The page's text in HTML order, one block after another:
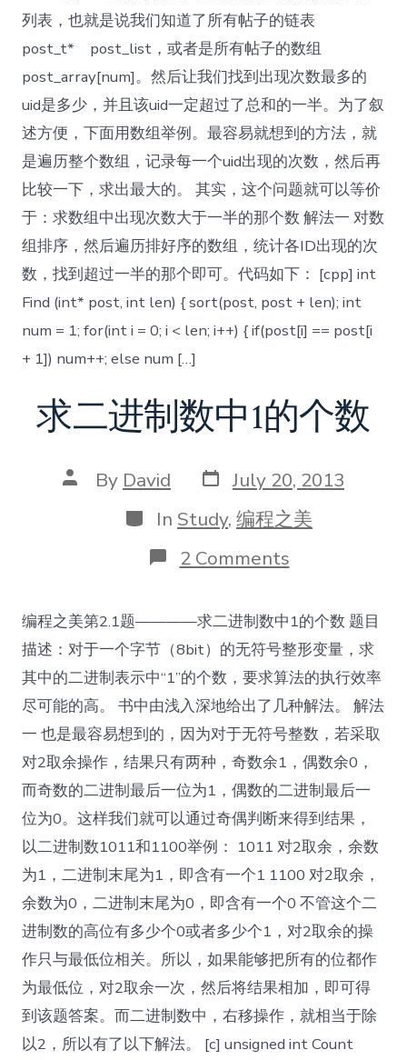
列表，也就是说我们知道了所有帖子的链表
post_t* post_list，或者是所有帖子的数组
post_array[num]。然后让我们找到出现次数最多的
uid是多少，并且该uid一定超过了总和的一半。为了叙
述方便，下面用数组举例。最容易就想到的方法，就
是遍历整个数组，记录每一个uid出现的次数，然后再
比较一下，求出最大的。 其实，这个问题就可以等价
于：求数组中出现次数大于一半的那个数 解法一 对数
组排序，然后遍历排好序的数组，统计各ID出现的次
数，找到超过一半的那个即可。代码如下： [cpp] int
Find (int* post, int len) { sort(post, post + len); int
num = 1; for(int i = 0; i < len; i++) { if(post[i] == post[i
+ 1]) num++; else num […]
求二进制数中1的个数
Post
author
By David Post
date
July 20, 2013
Categories
In Study, 编程之美
2 Commentson
求
进
制
数
中
1
的
个
数
编程之美第2.1题————求二进制数中1的个数 题目
描述：对于一个字节（8bit）的无符号整形变量，求
其中的二进制表示中“1”的个数，要求算法的执行效率
尽可能的高。 书中由浅入深地给出了几种解法。 解法
一 也是最容易想到的，因为对于无符号整数，若采取
对2取余操作，结果只有两种，奇数余1，偶数余0，
而奇数的二进制最后一位为1，偶数的二进制最后一
位为0。这样我们就可以通过奇偶判断来得到结果，
以二进制数1011和1100举例： 1011 对2取余，余数
为1，二进制末尾为1，即含有一个1 1100 对2取余，
余数为0，二进制末尾为0，即含有一个0 不管这个二
进制数的高位有多少个0或者多少个1，对2取余的操
作只与最低位相关。所以，如果能够把所有的位都作
为最低位，对2取余一次，然后将结果相加，即可得
到该题答案。而二进制数中，右移操作，就相当于除
以2，所以有了以下解法。 [c] unsigned int Count